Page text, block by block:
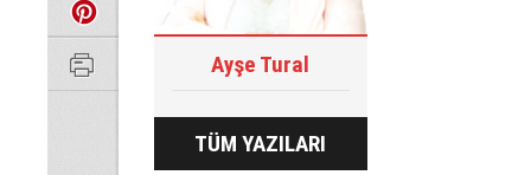
Ayşe Tural
TÜM YAZILARI